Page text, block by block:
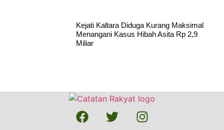
Kejati Kaltara Diduga Kurang Maksimal
Menangani Kasus Hibah Asita Rp 2,9
Miliar